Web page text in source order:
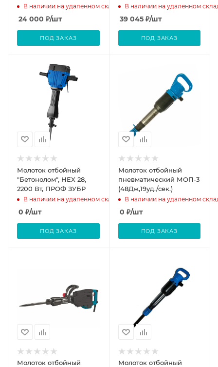
HEX 30мм) P.I.T.
В наличии на удаленном складе
24 000 ₽/шт
ПОД ЗАКАЗ
1900у\м, 9.2,кг)
В наличии на удаленном
39 045₽/шт
ПОД ЗАКАЗ
Молоток отбойный
"Бетонолом", HEX 28,
2200 Вт, ПРОФ ЗУБР
В наличии на удаленном складе
0 ₽/шт
ПОД ЗАКАЗ
Молоток отбойный
пневматический МОП-3
(48Дж,19уд./сек.)
В наличии на удаленном
0 ₽/шт
ПОД ЗАКАЗ
Молоток отбойный
Молоток отбойный